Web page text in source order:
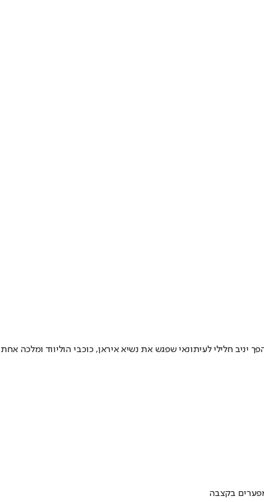
חלילי לעיתונאי שפגש את נשיא איראן, כוכבי הוליווד ומלכה אחת
בקצבה